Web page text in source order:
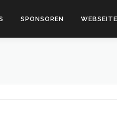
SPONSOREN